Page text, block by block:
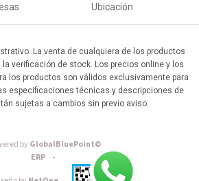
Ubicación
La venta de cualquiera de los productos
verificación de stock. Los precios online y los
los productos son válidos exclusivamente para
especificaciones técnicas y descripciones de
sujetas a cambios sin previo aviso.
byGlobalBluePoint©
ERP -